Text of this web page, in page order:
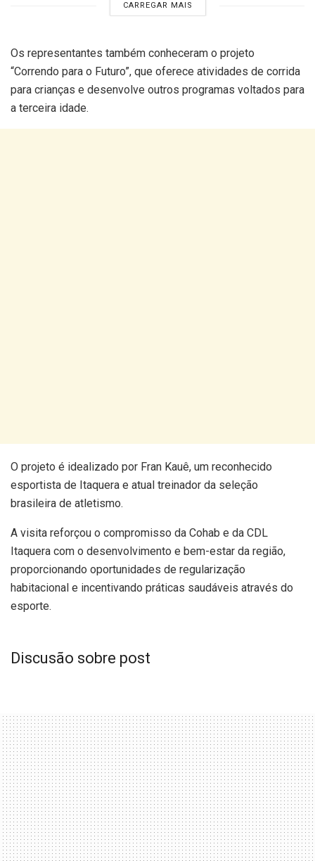
CARREGAR MAIS
Os representantes também conheceram o projeto
“Correndo para o Futuro”, que oferece atividades de corrida
para crianças e desenvolve outros programas voltados para
a terceira idade.
O projeto é idealizado por Fran Kauê, um reconhecido
esportista de Itaquera e atual treinador da seleção
brasileira de atletismo.
A visita reforçou o compromisso da Cohab e da CDL
Itaquera com o desenvolvimento e bem-estar da região,
proporcionando oportunidades de regularização
habitacional e incentivando práticas saudáveis através do
esporte.
Discusão sobre post